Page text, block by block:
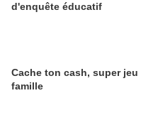
d'enquête éducatif
Cache ton cash, super
famille